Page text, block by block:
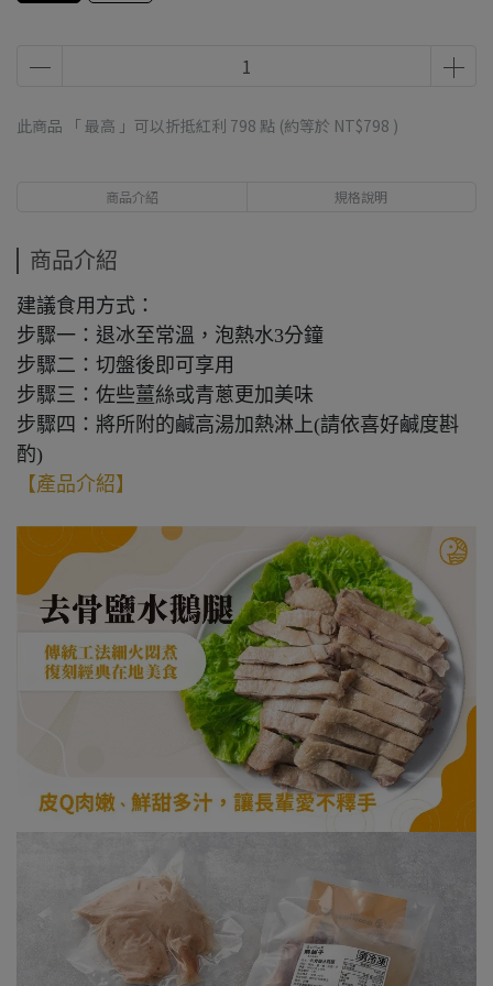
此商品 「 最高 」可以折抵紅利 798 點 (約等於 NT$798 )
商品介紹 規格說明
商品介紹
建議食用方式：
步驟一：退冰至常溫，泡熱水3分鐘
步驟二：切盤後即可享用
步驟三：佐些薑絲或青蔥更加美味
步驟四：將所附的鹹高湯加熱淋上(請依喜好鹹度斟
酌)
【產品介紹】